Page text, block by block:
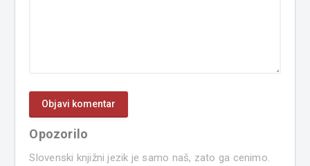
Opozorilo
Slovenski knjižni jezik je samo naš, zato ga cenimo.